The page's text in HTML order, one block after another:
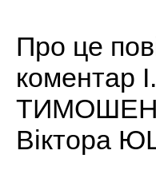
Про це
коментар
Віктора